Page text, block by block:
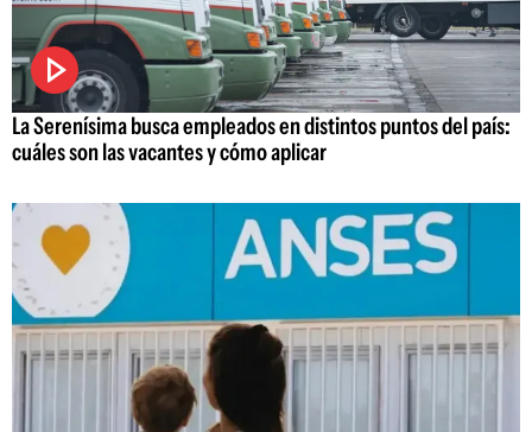
La Serenísima busca empleados en distintos puntos del país:
cuáles son las vacantes y cómo aplicar